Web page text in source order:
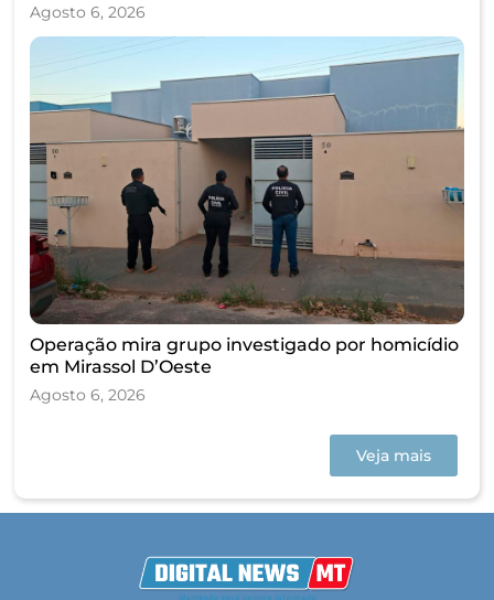
Agosto 6, 2026
Operação mira grupo investigado por homicídio
em Mirassol D’Oeste
Agosto 6, 2026
Veja mais